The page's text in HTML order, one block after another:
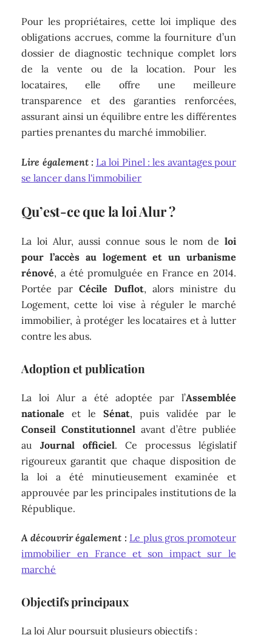
Pour les propriétaires, cette loi implique des
obligations accrues, comme la fourniture d’un
dossier de diagnostic technique complet lors
de la vente ou de la location. Pour les
locataires, elle offre une meilleure
transparence et des garanties renforcées,
assurant ainsi un équilibre entre les différentes
parties prenantes du marché immobilier.
Lire également : La loi Pinel : les avantages pour
se lancer dans l'immobilier
Qu’est-ce que la loi Alur ?
La loi Alur, aussi connue sous le nom de loi
pour l’accès au logement et un urbanisme
rénové, a été promulguée en France en 2014.
Portée parCécile Duflot, alors ministre du
Logement, cette loi vise à réguler le marché
immobilier, à protéger les locataires et à lutter
contre les abus.
Adoption et publication
La loi Alur a été adoptée par l’Assemblée
nationale et leSénat, puis validée par le
Conseil Constitutionnelavant d’être publiée
auJournal officiel. Ce processus législatif
rigoureux garantit que chaque disposition de
la loi a été minutieusement examinée et
approuvée par les principales institutions de la
République.
A découvrir également : Le plus gros promoteur
immobilier en France et son impact sur le
marché
Objectifs principaux
La loi Alur poursuit plusieurs objectifs :